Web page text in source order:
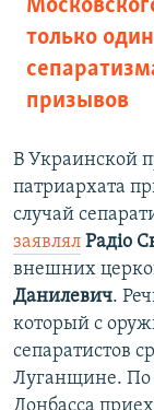
только
призывов
В Украинской
патриархата
случай
заявлял Радіо
внешних
Данилевич.
который с
сепаратистов
Луганщине. По